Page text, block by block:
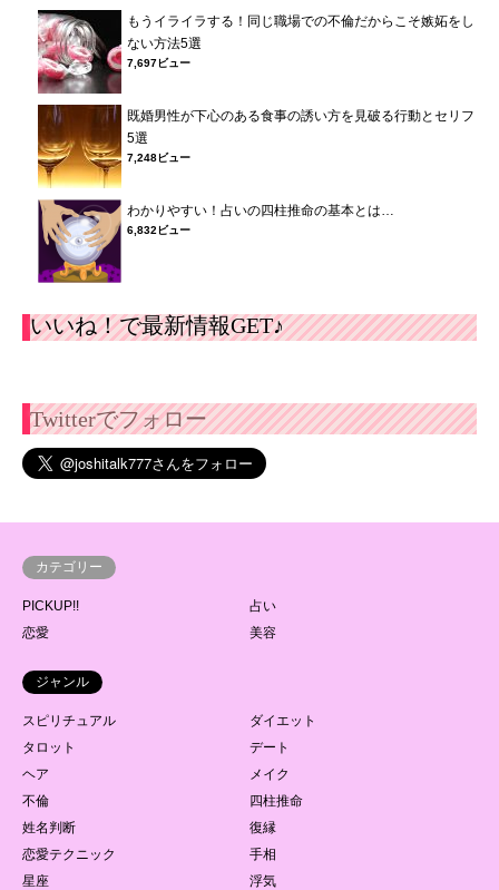
もうイライラする！同じ職場での不倫だからこそ嫉妬をし
ない方法5選
7,697ビュー
既婚男性が下心のある食事の誘い方を見破る行動とセリフ
5選
7,248ビュー
わかりやすい！占いの四柱推命の基本とは…
6,832ビュー
いいね！で最新情報GET♪
Twitterでフォロー
カテゴリー
PICKUP!!
占い
恋愛
美容
ジャンル
スピリチュアル
ダイエット
タロット
デート
ヘア
メイク
不倫
四柱推命
姓名判断
復縁
恋愛テクニック
手相
星座
浮気